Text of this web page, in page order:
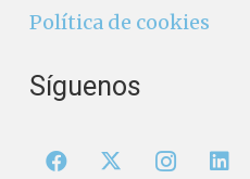
Política de cookies
Síguenos